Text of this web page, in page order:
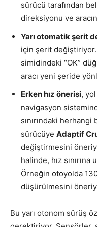
sürücü tarafından
direksiyonu ve
Yarı otomatik şerit
için şerit
simidindeki “OK”
aracı yeni şeride
Erken hız önerisi,
navigasyon
sınırındaki
sürücüye Adaptif
değiştirmesini
halinde, hız
Örneğin otoyolda
düşürülmesini
Bu yarı otonom sürüş